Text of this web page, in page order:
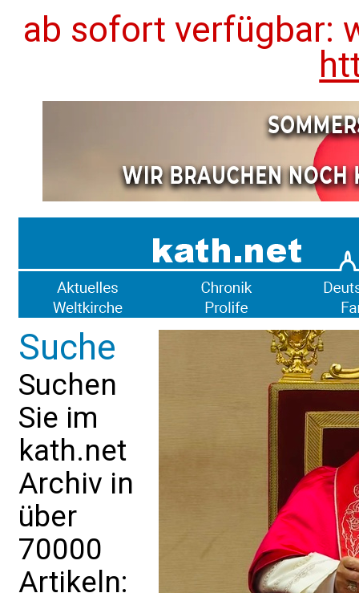
ab sofort verfügbar:
Suche
Suchen
Sie im
kath.net
Archiv in
über
70000
Artikeln: